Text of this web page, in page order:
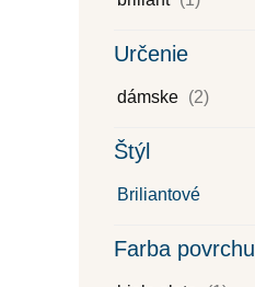
Určenie
dámske (2)
Štýl
Briliantové
Farba povrchu